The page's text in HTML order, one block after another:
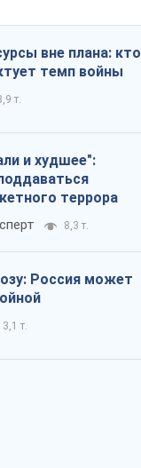
вне плана: кто
темп войны
т.
и худшее":
террора
8,3 т.
Россия может
3,1 т.